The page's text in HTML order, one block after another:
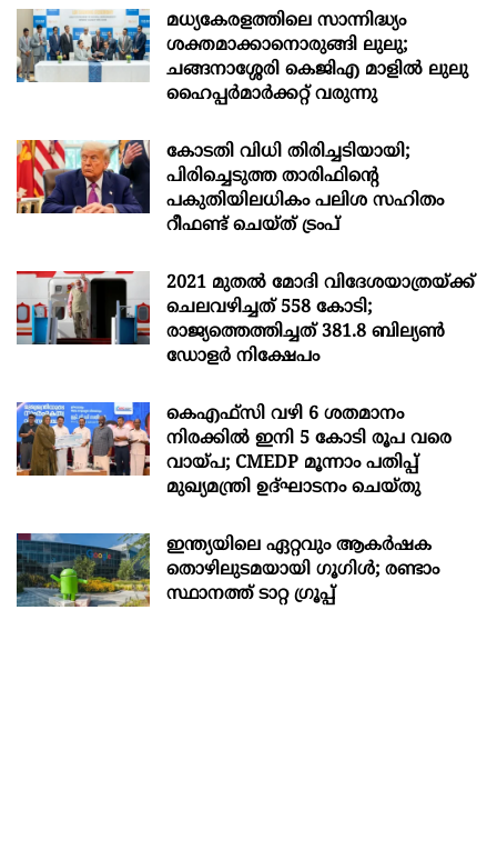
മധ്യകേരളത്തിലെ സാന്നിദ്ധ്യം
ശക്തമാക്കാനൊരുങ്ങി ലുലു;
ചങ്ങനാശ്ശേരി കെജിഎ മാളിൽ ലുലു
ഹൈപ്പർമാർക്കറ്റ് വരുന്നു
കോടതി വിധി തിരിച്ചടിയായി;
പിരിച്ചെടുത്ത താരിഫിന്‍റെ
പകുതിയിലധികം പലിശ സഹിതം
റീഫണ്ട് ചെയ്ത് ട്രംപ്
2021 മുതൽ മോദി വിദേശയാത്രയ്ക്ക്
ചെലവഴിച്ചത് 558 കോടി;
രാജ്യത്തെത്തിച്ചത് 381.8 ബില്യൺ
ഡോളർ നിക്ഷേപം
കെഎഫ്സി വഴി 6 ശതമാനം
നിരക്കിൽ ഇനി 5 കോടി രൂപ വരെ
വായ്പ; CMEDP മൂന്നാം പതിപ്പ്
മുഖ്യമന്ത്രി ഉദ്ഘാടനം ചെയ്തു
ഇന്ത്യയിലെ ഏറ്റവും ആകര്‍ഷക
തൊഴിലുടമയായി ഗൂഗിള്‍; രണ്ടാം
സ്ഥാനത്ത് ടാറ്റ ഗ്രൂപ്പ്